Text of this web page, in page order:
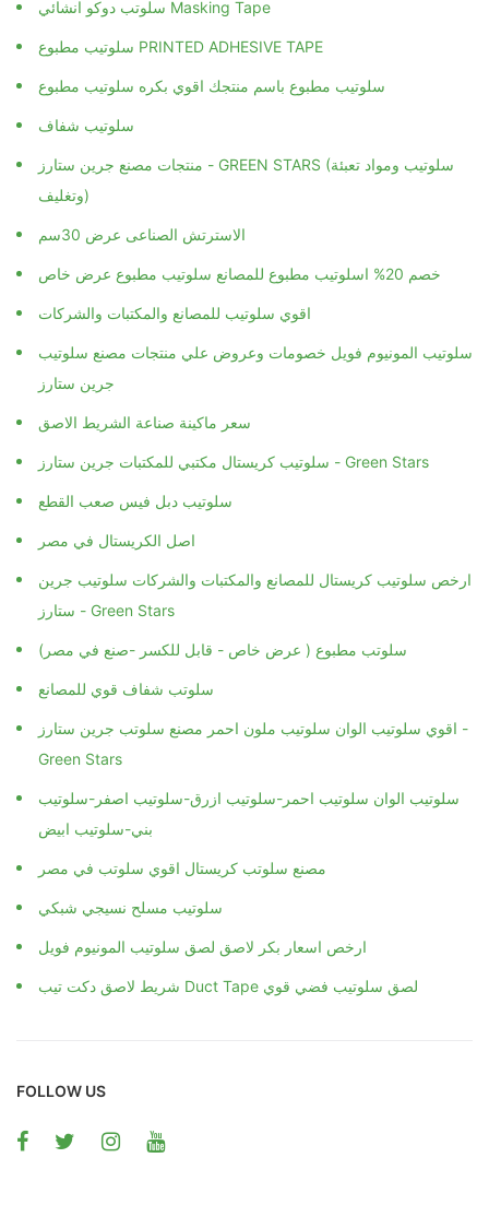
سلوتب دوكو انشائي Masking Tape
سلوتيب مطبوع PRINTED ADHESIVE TAPE
سلوتيب مطبوع باسم منتجك اقوي بكره سلوتيب مطبوع
سلوتيب شفاف
منتجات مصنع جرين ستارز - GREEN STARS (سلوتيب ومواد تعبئة
وتغليف)
الاسترتش الصناعى عرض 30سم
خصم 20% اسلوتيب مطبوع للمصانع سلوتيب مطبوع عرض خاص
اقوي سلوتيب للمصانع والمكتبات والشركات
سلوتيب المونيوم فويل خصومات وعروض علي منتجات مصنع سلوتيب
جرين ستارز
سعر ماكينة صناعة الشريط الاصق
سلوتيب كريستال مكتبي للمكتبات جرين ستارز - Green Stars
سلوتيب دبل فيس صعب القطع
اصل الكريستال في مصر
ارخص سلوتيب كريستال للمصانع والمكتبات والشركات سلوتيب جرين
ستارز - Green Stars
سلوتب مطبوع ( عرض خاص - قابل للكسر -صنع في مصر)
سلوتب شفاف قوي للمصانع
اقوي سلوتيب الوان سلوتيب ملون احمر مصنع سلوتب جرين ستارز -
Green Stars
سلوتيب الوان سلوتيب احمر-سلوتيب ازرق-سلوتيب اصفر-سلوتيب
بني-سلوتيب ابيض
مصنع سلوتب كريستال اقوي سلوتب في مصر
سلوتيب مسلح نسيجي شبكي
ارخص اسعار بكر لاصق لصق سلوتيب المونيوم فويل
شريط لاصق دكت تيب Duct Tape لصق سلوتيب فضي قوي
FOLLOW US